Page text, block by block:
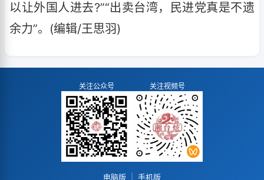
以让外国人进去?”“出卖台湾，民进党真是不遗
余力”。(编辑/王思羽)
关注公众号 关注视频号
电脑版 手机版